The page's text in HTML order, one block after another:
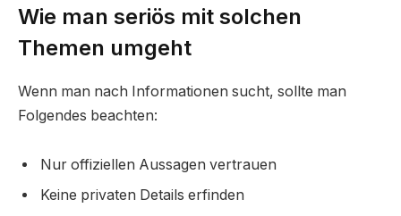
Wie man seriös mit solchen
Themen umgeht
Wenn man nach Informationen sucht, sollte man
Folgendes beachten:
Nur offiziellen Aussagen vertrauen
Keine privaten Details erfinden